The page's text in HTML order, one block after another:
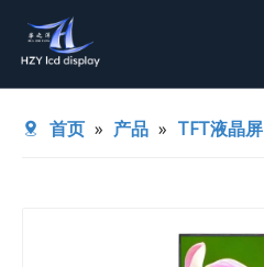
首页 » 产品 » TFT液晶屏